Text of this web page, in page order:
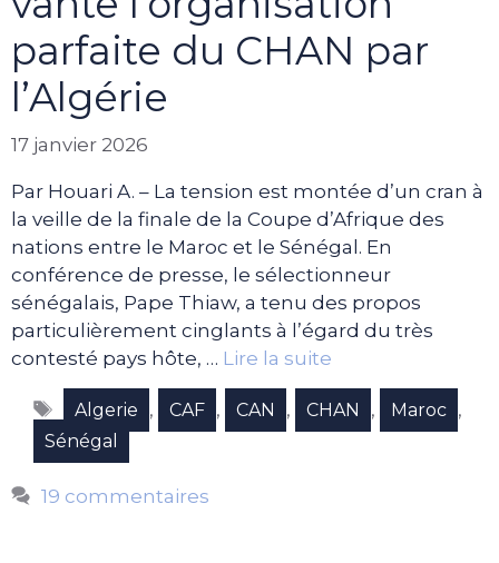
parfaite du CHAN par
l’Algérie
17 janvier 2026
Par Houari A. – La tension est montée d’un cran à
la veille de la finale de la Coupe d’Afrique des
nations entre le Maroc et le Sénégal. En
conférence de presse, le sélectionneur
sénégalais, Pape Thiaw, a tenu des propos
particulièrement cinglants à l’égard du très
contesté pays hôte, … Lire la suite
Étiquettes
Algerie , CAF , CAN , CHAN , Maroc ,
Sénégal
19 commentaires